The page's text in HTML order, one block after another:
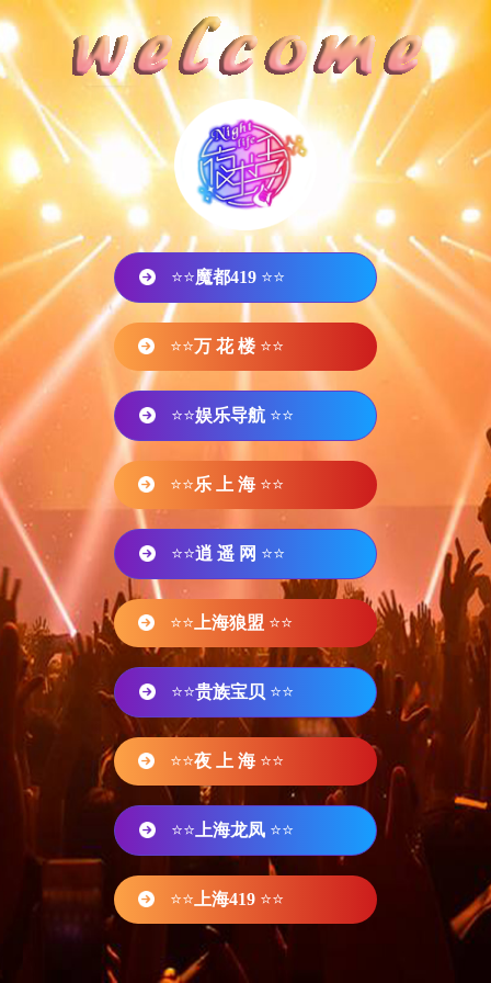
⭐⭐魔都419 ⭐⭐
⭐⭐万 花 楼 ⭐⭐
⭐⭐娱乐导航 ⭐⭐
⭐⭐乐 上 海 ⭐⭐
⭐⭐逍 遥 网 ⭐⭐
⭐⭐ 上海狼盟 ⭐⭐
⭐⭐贵族宝贝 ⭐⭐
⭐⭐夜 上 海 ⭐⭐
⭐⭐ 上海龙凤 ⭐⭐
⭐⭐ 上海419 ⭐⭐